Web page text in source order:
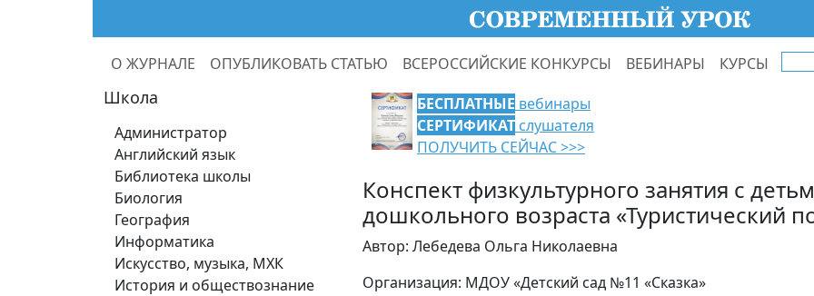
О ЖУРНАЛЕ ОПУБЛИКОВАТЬ СТАТЬЮ ВСЕРОССИЙСКИЕ КОНКУРСЫ ВЕБИНАРЫ КУРСЫ
Школа
Администратор
Английский язык
Библиотека школы
Биология
География
Информатика
Искусство, музыка, МХК
История и обществознание
БЕСПЛАТНЫЕ вебинары
СЕРТИФИКАТ слушателя
ПОЛУЧИТЬ СЕЙЧАС >>>
Конспект физкультурного занятия с
дошкольного возраста «Туристический
Автор: Лебедева Ольга Николаевна
Организация: МДОУ «Детский сад №11 «Сказка»